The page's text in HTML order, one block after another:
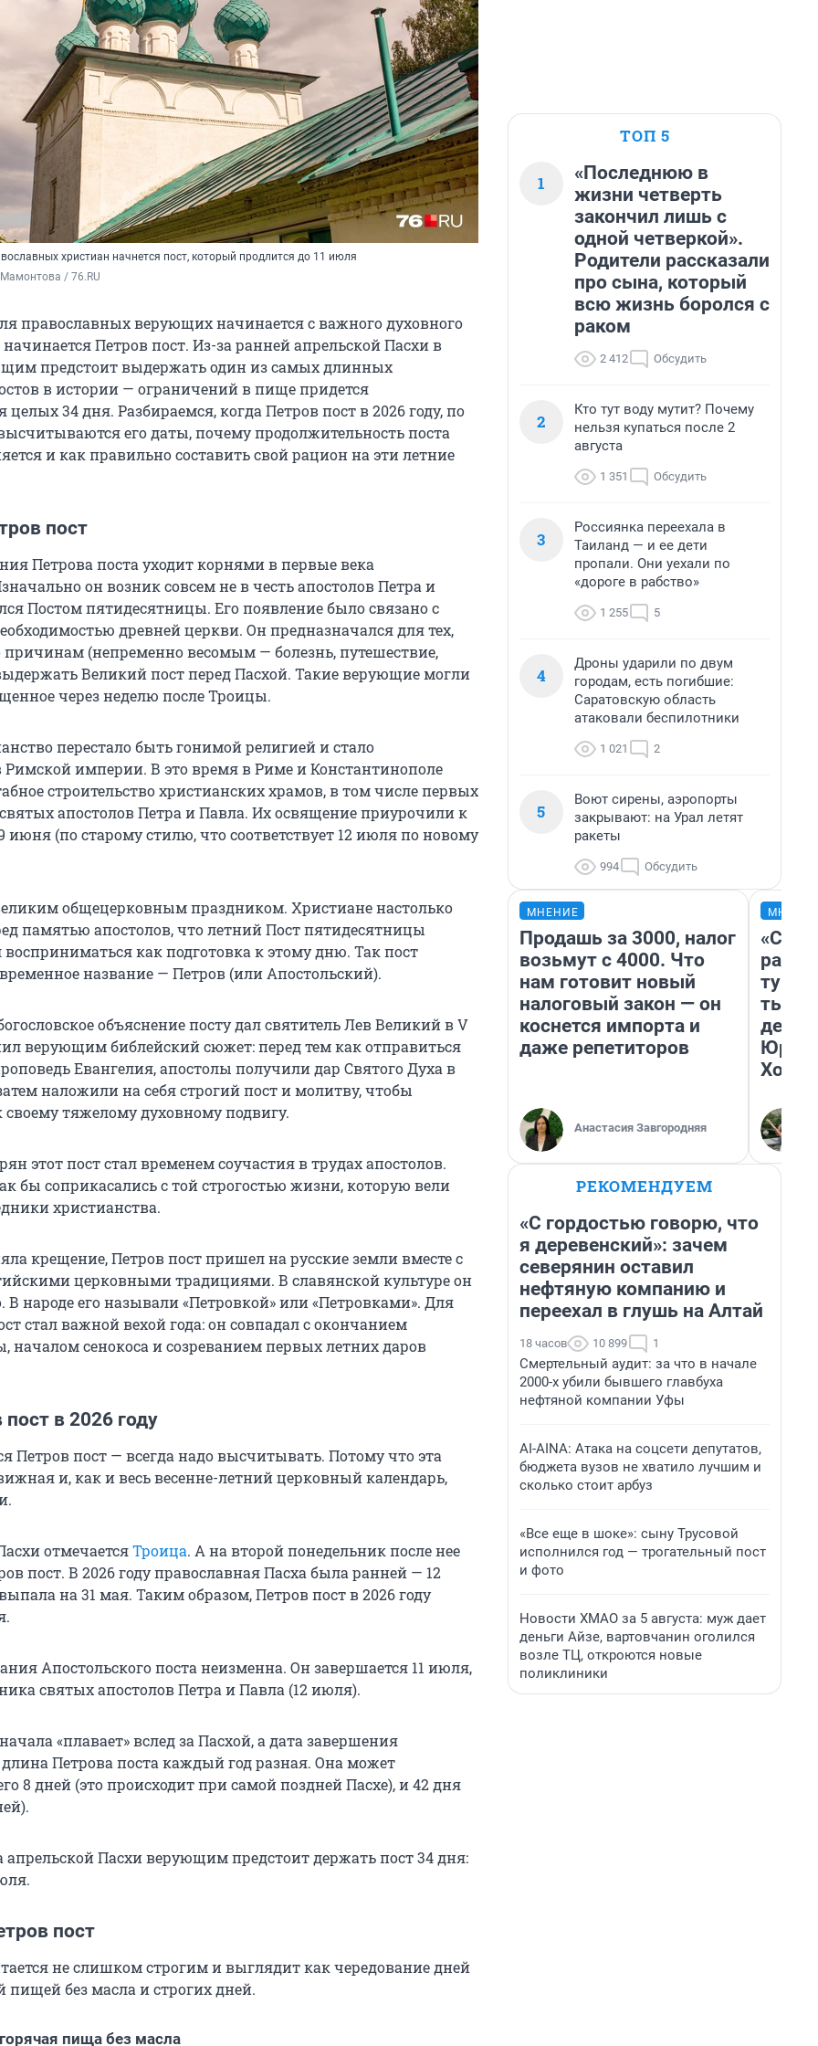
христиан начнется пост, который продлится до 11 июля
/ 76.RU
православных верующих начинается с важного духовного
Петров пост. Из-за ранней апрельской Пасхи в
предстоит выдержать один из самых длинных
в истории — ограничений в пище придется
34 дня. Разбираемся, когда Петров пост в 2026 году, по
его даты, почему продолжительность поста
и как правильно составить свой рацион на эти летние
пост
Петрова поста уходит корнями в первые века
он возник совсем не в честь апостолов Петра и
Постом пятидесятницы. Его появление было связано с
древней церкви. Он предназначался для тех,
причинам (непременно весомым — болезнь, путешествие,
Великий пост перед Пасхой. Такие верующие могли
через неделю после Троицы.
перестало быть гонимой религией и стало
империи. В это время в Риме и Константинополе
строительство христианских храмов, в том числе первых
святых апостолов Петра и Павла. Их освящение приурочили к
(по старому стилю, что соответствует 12 июля по новому
общецерковным праздником. Христиане настолько
памятью апостолов, что летний Пост пятидесятницы
восприниматься как подготовка к этому дню. Так пост
название — Петров (или Апостольский).
объяснение посту дал святитель Лев Великий в V
верующим библейский сюжет: перед тем как отправиться
Евангелия, апостолы получили дар Святого Духа в
наложили на себя строгий пост и молитву, чтобы
своему тяжелому духовному подвигу.
этот пост стал временем соучастия в трудах апостолов.
бы соприкасались с той строгостью жизни, которую вели
христианства.
крещение, Петров пост пришел на русские земли вместе с
церковными традициями. В славянской культуре он
В народе его называли «Петровкой» или «Петровками». Для
стал важной вехой года: он совпадал с окончанием
началом сенокоса и созреванием первых летних даров
в 2026 году
Петров пост — всегда надо высчитывать. Потому что эта
и, как и весь весенне-летний церковный календарь,
отмечаетсяТроица. А на второй понедельник после нее
пост. В 2026 году православная Пасха была ранней — 12
на 31 мая. Таким образом, Петров пост в 2026 году
Апостольского поста неизменна. Он завершается 11 июля,
святых апостолов Петра и Павла (12 июля).
«плавает» вслед за Пасхой, а дата завершения
Петрова поста каждый год разная. Она может
8 дней (это происходит при самой поздней Пасхе), и 42 дня
апрельской Пасхи верующим предстоит держать пост 34 дня:
пост
не слишком строгим и выглядит как чередование дней
пищей без масла и строгих дней.
пища без масла
ТОП 5
1
«Последнюю в
жизни четверть
закончил лишь с
одной четверкой».
Родители рассказали
про сына, который
всю жизнь боролся с
раком
2 412 Обсудить
2
Кто тут воду мутит? Почему
нельзя купаться после 2
августа
1 351 Обсудить
3
Россиянка переехала в
Таиланд — и ее дети
пропали. Они уехали по
«дороге в рабство»
1 255 5
4
Дроны ударили по двум
городам, есть погибшие:
Саратовскую область
атаковали беспилотники
1 021 2
5
Воют сирены, аэропорты
закрывают: на Урал летят
ракеты
994 Обсудить
МНЕНИЕ
Продашь за 3000, налог
возьмут с 4000. Что
нам готовит новый
налоговый закон — он
коснется импорта и
даже репетиторов
Анастасия Завгородняя
день
РЕКОМЕНДУЕМ
«С гордостью говорю, что
я деревенский»: зачем
северянин оставил
нефтяную компанию и
переехал в глушь на Алтай
18 часов 10 899 1
Смертельный аудит: за что в начале
2000-х убили бывшего главбуха
нефтяной компании Уфы
AI-AINA: Атака на соцсети депутатов,
бюджета вузов не хватило лучшим и
сколько стоит арбуз
«Все еще в шоке»: сыну Трусовой
исполнился год — трогательный пост
и фото
Новости ХМАО за 5 августа: муж дает
деньги Айзе, вартовчанин оголился
возле ТЦ, откроются новые
поликлиники